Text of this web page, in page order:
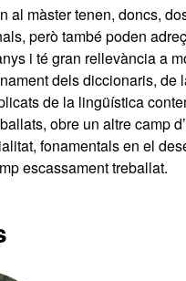
al màster tenen, doncs,
però també poden
i té gran rellevància a
dels diccionaris,
de la lingüística
obre un altre camp
fonamentals en el
escassament treballat.